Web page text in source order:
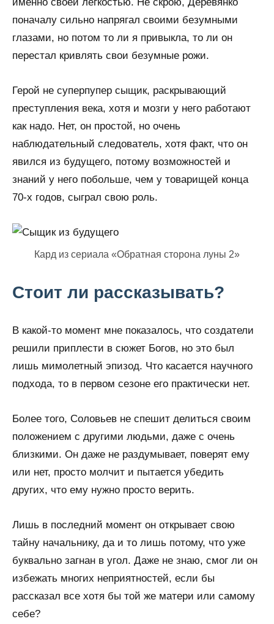
поначалу сильно напрягал своими безумными
глазами, но потом то ли я привыкла, то ли он
перестал кривлять свои безумные рожи.
Герой не суперпупер сыщик, раскрывающий
преступления века, хотя и мозги у него работают
как надо. Нет, он простой, но очень
наблюдательный следователь, хотя факт, что он
явился из будущего, потому возможностей и
знаний у него побольше, чем у товарищей конца
70-х годов, сыграл свою роль.
Кард из сериала «Обратная сторона луны 2»
Стоит ли рассказывать?
В какой-то момент мне показалось, что создатели
решили приплести в сюжет Богов, но это был
лишь мимолетный эпизод. Что касается научного
подхода, то в первом сезоне его практически нет.
Более того, Соловьев не спешит делиться своим
положением с другими людьми, даже с очень
близкими. Он даже не раздумывает, поверят ему
или нет, просто молчит и пытается убедить
других, что ему нужно просто верить.
Лишь в последний момент он открывает свою
тайну начальнику, да и то лишь потому, что уже
буквально загнан в угол. Даже не знаю, смог ли он
избежать многих неприятностей, если бы
рассказал все хотя бы той же матери или самому
себе?